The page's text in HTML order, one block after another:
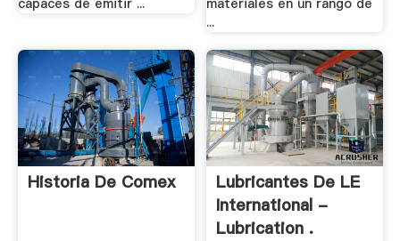
capaces de emitir ...
materiales en un rango de
...
Historia De Comex
Lubricantes De LE
International -
Lubrication .